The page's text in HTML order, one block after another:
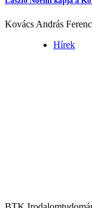
Kovács András
Hírek